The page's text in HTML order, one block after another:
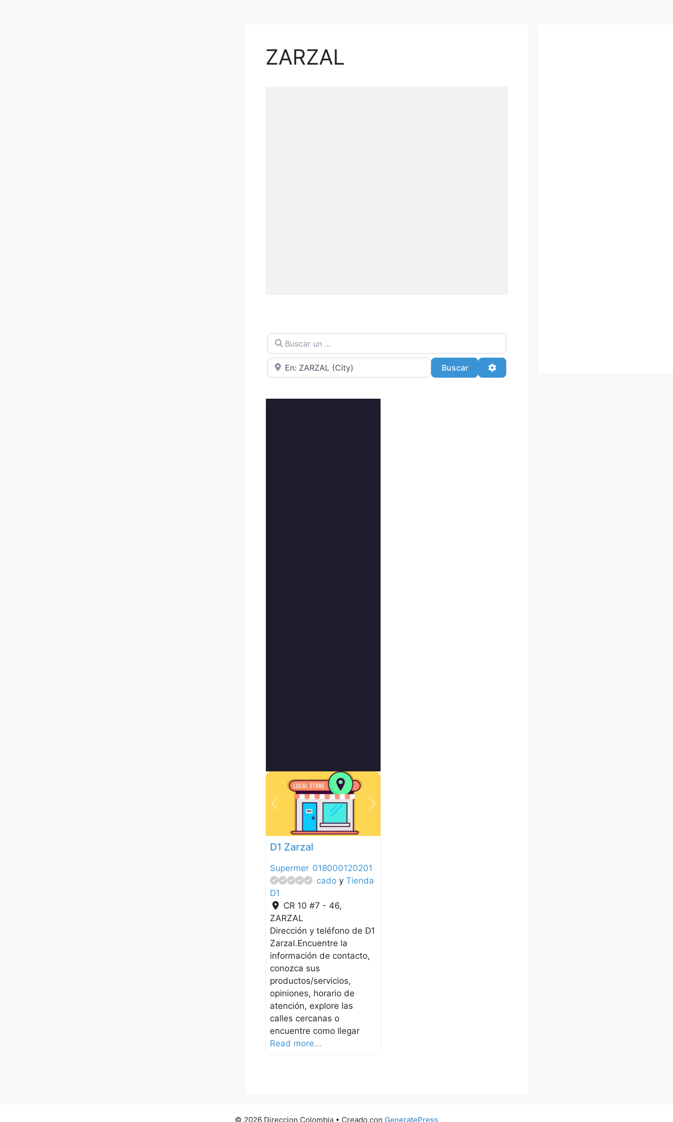
ZARZAL
Buscar un ...
Cerca de BuscarBuscarAdvanced Filters
Anterior Siguiente
D1 Zarzal
018000120201
Supermer
cado yTienda
D1
CR 10 #7 - 46,
ZARZAL
Dirección y teléfono de D1
Zarzal.Encuentre la
información de contacto,
conozca sus
productos/servicios,
opiniones, horario de
atención, explore las
calles cercanas o
encuentre como llegar
Read more...
© 2026 Direccion Colombia • Creado con GeneratePress